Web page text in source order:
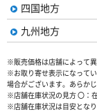
四国地方
九州地方
※販売価格は店舗によって
※お取り寄せ表示になって
場合がございます。あらか
※店舗在庫状況の見方 〇：
※店舗在庫状況は目安とな